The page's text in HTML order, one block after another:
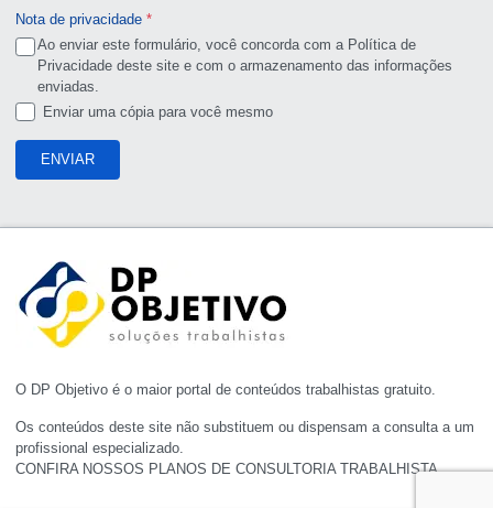
Nota de privacidade *
Ao enviar este formulário, você concorda com a Política de
Privacidade deste site e com o armazenamento das informações
enviadas.
Enviar uma cópia para você mesmo
ENVIAR
O DP Objetivo é o maior portal de conteúdos trabalhistas gratuito.
Os conteúdos deste site não substituem ou dispensam a consulta a um
profissional especializado.
CONFIRA NOSSOS PLANOS DE CONSULTORIA TRABALHISTA